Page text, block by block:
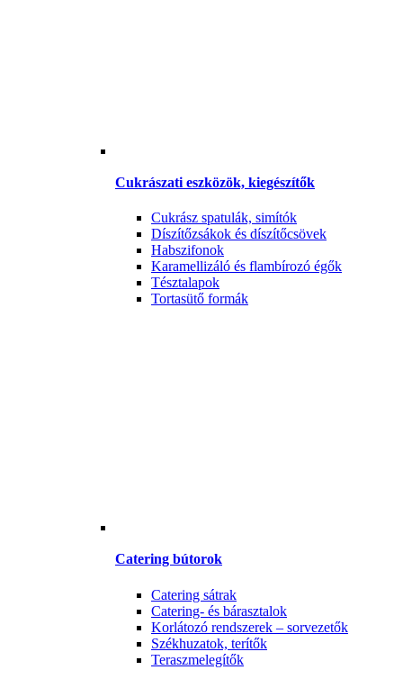
Cukrászati eszközök, kiegészítők
Cukrász spatulák, simítók
Díszítőzsákok és díszítőcsövek
Habszifonok
Karamellizáló és flambírozó égők
Tésztalapok
Tortasütő formák
Catering bútorok
Catering sátrak
Catering- és bárasztalok
Korlátozó rendszerek – sorvezetők
Székhuzatok, terítők
Teraszmelegítők